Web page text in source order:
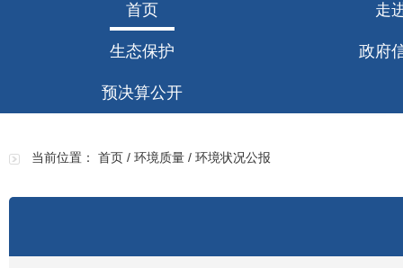
首页 走
生态保护 政府
预决算公开
当前位置： 首页 / 环境质量 / 环境状况公报